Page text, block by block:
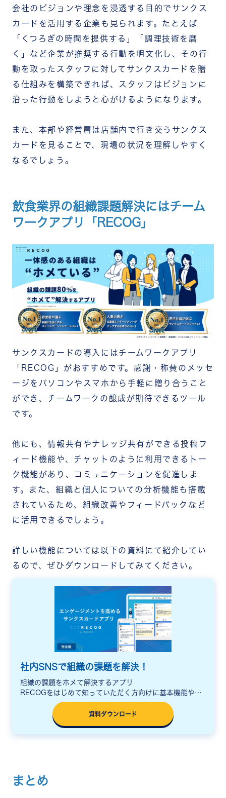
会社のビジョンや理念を浸透する目的でサンクス
カードを活用する企業も見られます。たとえば
「くつろぎの時間を提供する」「調理技術を磨
く」など企業が推奨する行動を明文化し、その行
動を取ったスタッフに対してサンクスカードを贈
る仕組みを構築できれば、スタッフはビジョンに
沿った行動をしようと心がけるようになります。
また、本部や経営層は店舗内で行き交うサンクス
カードを見ることで、現場の状況を理解しやすく
なるでしょう。
飲食業界の組織課題解決にはチーム
ワークアプリ「RECOG」
サンクスカードの導入にはチームワークアプリ
「RECOG」がおすすめです。感謝・称賛のメッセ
ージをパソコンやスマホから手軽に贈り合うこと
ができ、チームワークの醸成が期待できるツール
です。
他にも、情報共有やナレッジ共有ができる投稿フ
ィード機能や、チャットのように利用できるトー
ク機能があり、コミュニケーションを促進しま
す。また、組織と個人についての分析機能も搭載
されているため、組織改善やフィードバックなど
に活用できるでしょう。
詳しい機能については以下の資料にて紹介してい
るので、ぜひダウンロードしてみてください。
社内SNSで組織の課題を解決！
組織の課題をホメて解決するアプリ
RECOGをはじめて知っていただく方向けに基本機能や活
用シーン、料金をまとめた説明資料をご用意しています。
資料ダウンロード
まとめ